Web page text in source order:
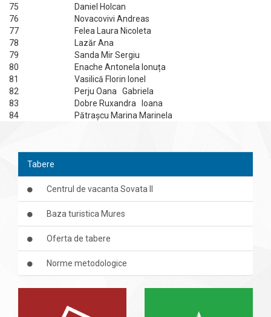
75
Daniel Holcan
76
Novacovivi Andreas
77
Felea Laura Nicoleta
78
Lazăr Ana
79
Sanda Mir Sergiu
80
Enache Antonela Ionuța
81
Vasilică Florin Ionel
82
Perju Oana Gabriela
83
Dobre Ruxandra Ioana
84
Pătrașcu Marina Marinela
Tabere
Centrul de vacanta Sovata II
Baza turistica Mures
Oferta de tabere
Norme metodologice